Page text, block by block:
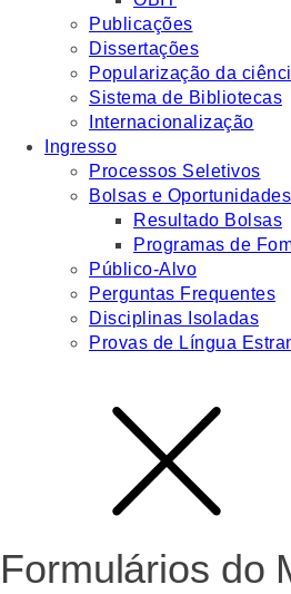
Publicações
Dissertações
Popularização da
Sistema de Bibliotecas
Internacionalização
Ingresso
Processos Seletivos
Bolsas e Oportunidades
Resultado Bolsas
Programas de
Público-Alvo
Perguntas Frequentes
Disciplinas Isoladas
Provas de Língua
Formulários do